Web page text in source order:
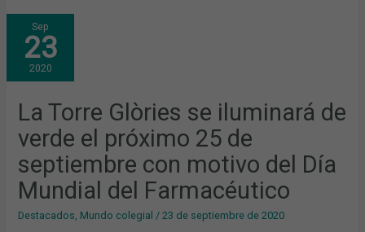
Sep
23
2020
La Torre Glòries se iluminará de
verde el próximo 25 de
septiembre con motivo del Día
Mundial del Farmacéutico
Destacados Mundo colegial /23 de septiembre de 2020
LA
TORRE
GLÒRIES
SE
ILUMINARÁ
DE
VERDE
PRÓXIMO
25
DE
SEPTIEMBRE
CON
MOTIVO
DEL
DÍA
MUNDIAL
DEL
FARMACÉUTICO